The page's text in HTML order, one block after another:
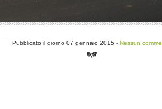
Pubblicato il giorno 07 gennaio 2015 - Nessun